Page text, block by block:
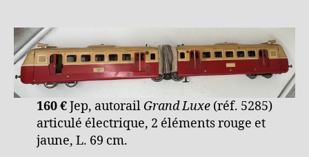
160 €Jep, autorail Grand Luxe(réf. 5285)
articulé électrique, 2 éléments rouge et
jaune, L. 69 cm.